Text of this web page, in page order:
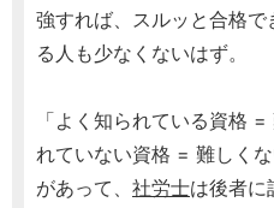
強すれば、スルッと合格
る人も少なくないはず。
「よく知られている資格
れていない資格 = 難しく
があって、 社労士は後者に